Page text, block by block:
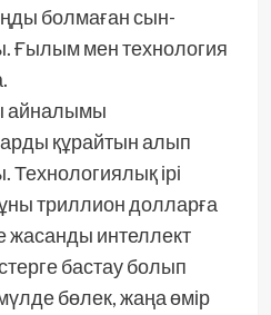
болмаған сын-
Ғылым мен технология
айналымы
құрайтын алып
Технологиялық ірі
триллион долларға
жасанды интеллект
бастау болып
бөлек, жаңа өмір